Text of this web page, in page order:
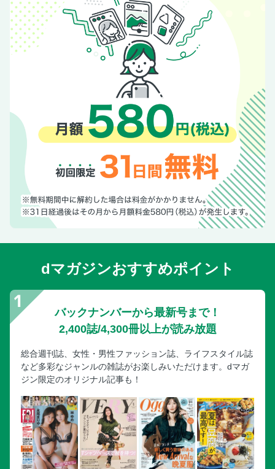
dマガジンおすすめポイント
バックナンバーから最新号まで！
2,400誌/4,300冊以上が読み放題
総合週刊誌、女性・男性ファッション誌、ライフスタイル誌
など多彩なジャンルの雑誌がお楽しみいただけます。dマガ
ジン限定のオリジナル記事も！